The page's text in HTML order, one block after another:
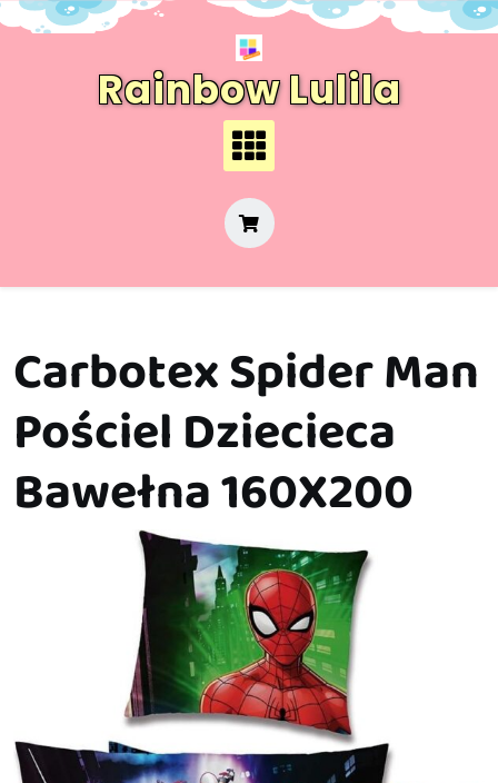
Skip
Rainbow Lulila
Carbotex Spider Man
Pościel Dziecieca
Bawełna 160X200